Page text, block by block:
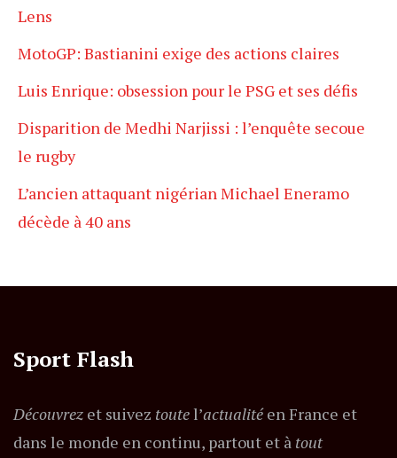
Lens
MotoGP: Bastianini exige des actions claires
Luis Enrique: obsession pour le PSG et ses défis
Disparition de Medhi Narjissi : l’enquête secoue
le rugby
L’ancien attaquant nigérian Michael Eneramo
décède à 40 ans
Sport Flash
Découvrez et suivez toutel’actualitéen France et
dans le monde en continu, partout et à tout